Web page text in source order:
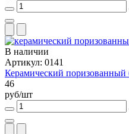
В наличии
Артикул: 0141
Керамический поризованный
46
руб/шт